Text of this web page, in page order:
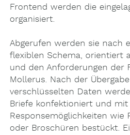
Frontend werden die
organisiert.
Abgerufen werden sie nach
flexiblen Schema, orientiert
und den Anforderungen der
Mollerus. Nach der
verschlüsselten Daten
Briefe konfektioniert und
Responsemöglichkeiten wie
oder Broschüren bestückt.